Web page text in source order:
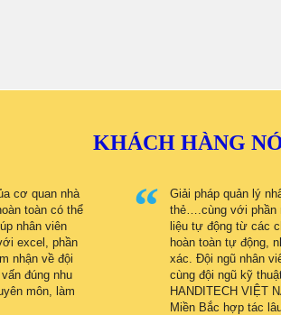
KHÁCH HÀNG
cơ quan nhà
toàn có thể
nhân viên
excel, phần
nhận về đội
đúng nhu
môn, làm
Giải pháp quản lý
thẻ….cùng với phần
liệu tự động từ các
hoàn toàn tự động,
xác. Đội ngũ nhân
cùng đội ngũ kỹ
HANDITECH VIỆT
Miền Bắc hợp tác